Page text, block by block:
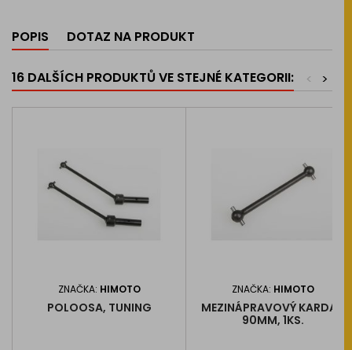
POPIS DOTAZ NA PRODUKT
16 DALŠÍCH PRODUKTŮ VE STEJNÉ KATEGORII: >
<
ZNAČKA: HIMOTO
POLOOSA, TUNING
ZNAČKA: HIMOTO
MEZINÁPRAVOVÝ KARDAN
90MM, 1KS.